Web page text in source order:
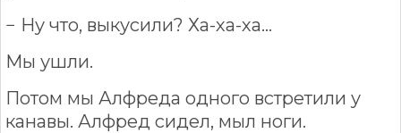
− Ну что, выкусили? Ха-ха-ха...
Мы ушли.
Потом мы Алфреда одного встретили у
канавы. Алфред сидел, мыл ноги.